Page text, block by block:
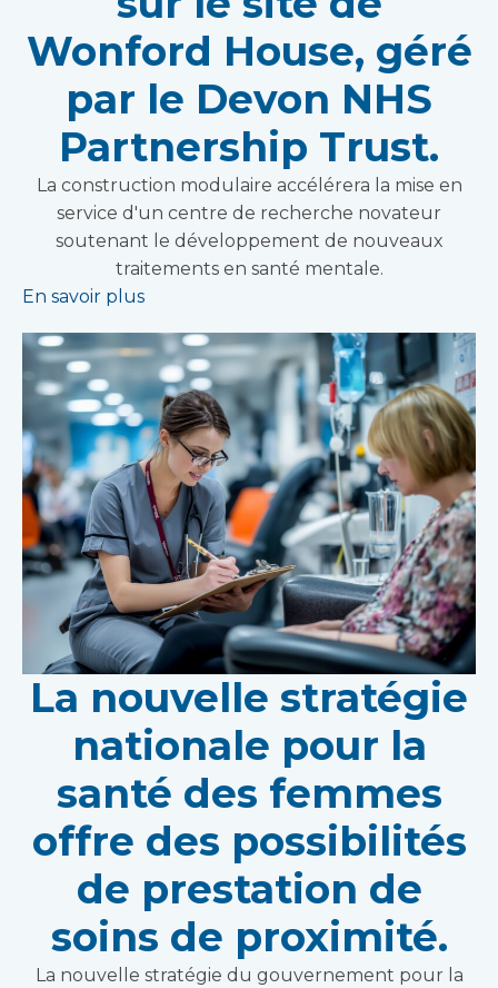
Wonford House, géré
par le Devon NHS
Partnership Trust.
La construction modulaire accélérera la mise en
service d'un centre de recherche novateur
soutenant le développement de nouveaux
traitements en santé mentale.
En savoir plus
La nouvelle stratégie
nationale pour la
santé des femmes
offre des possibilités
de prestation de
soins de proximité.
La nouvelle stratégie du gouvernement pour la